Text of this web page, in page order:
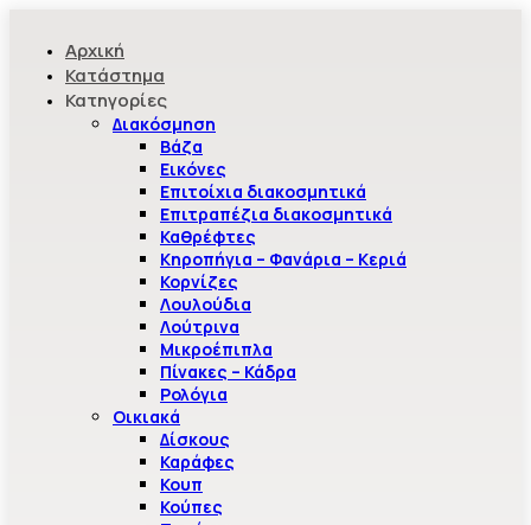
Αρχική
Κατάστημα
Κατηγορίες
Διακόσμηση
Βάζα
Εικόνες
Επιτοίχια διακοσμητικά
Επιτραπέζια διακοσμητικά
Καθρέφτες
Κηροπήγια – Φανάρια – Κεριά
Κορνίζες
Λουλούδια
Λούτρινα
Μικροέπιπλα
Πίνακες – Κάδρα
Ρολόγια
Οικιακά
Δίσκους
Καράφες
Κουπ
Κούπες